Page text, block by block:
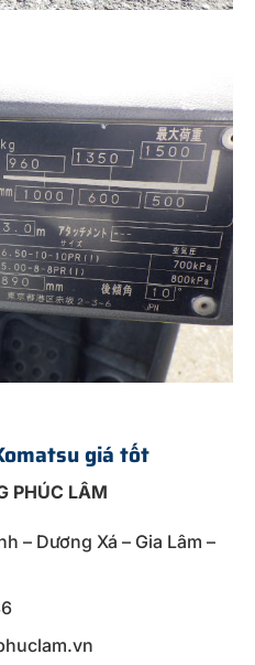
giá tốt
PHÚC LÂM
– Dương Xá – Gia Lâm –